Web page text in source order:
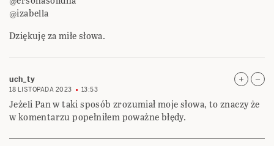
@izabella
Dziękuję za miłe słowa.
uch_ty
18 LISTOPADA 2023 13:53
Jeżeli Pan w taki sposób zrozumiał moje słowa, to znaczy że
w komentarzu popełniłem poważne błędy.